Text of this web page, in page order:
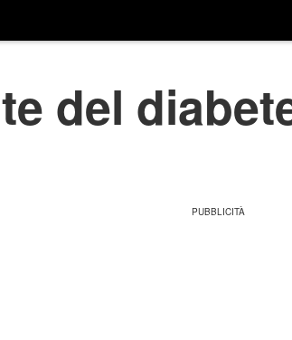
del